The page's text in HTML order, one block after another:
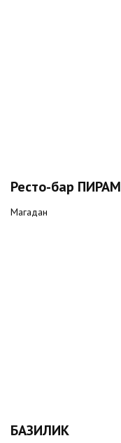
Ресто-бар
Магадан
БАЗИЛИК